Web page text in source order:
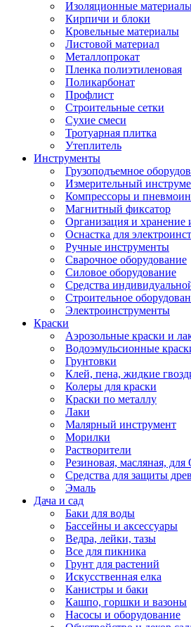
Изоляционные
Кирпичи и блоки
Кровельные материалы
Листовой материал
Металлопрокат
Пленка полиэтиленовая
Поликарбонат
Профлист
Строительные сетки
Сухие смеси
Тротуарная плитка
Утеплитель
Инструменты
Грузоподъемное
Измерительный
Компрессоры и
Магнитный фиксатор
Организация и хранение
Оснастка для
Ручные инструменты
Сварочное оборудование
Силовое оборудование
Средства
Строительное
Электроинструменты
Краски
Аэрозольные краски и
Водоэмульсионные
Грунтовки
Клей, пена, жидкие
Колеры для краски
Краски по металлу
Лаки
Малярный инструмент
Морилки
Растворители
Резиновая, масляная, для
Средства для защиты
Эмаль
Дача и сад
Баки для воды
Бассейны и аксессуары
Ведра, лейки, тазы
Все для пикника
Грунт для растений
Искусственная елка
Канистры и баки
Кашпо, горшки и вазоны
Насосы и оборудование